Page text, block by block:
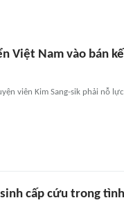
Việt Nam vào bán
viên Kim Sang-sik phải nỗ
cấp cứu trong